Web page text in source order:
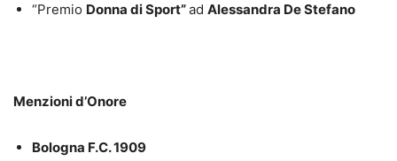
“Premio Donna di Sport”ad Alessandra De Stefano
Menzioni d’Onore
Bologna F.C. 1909